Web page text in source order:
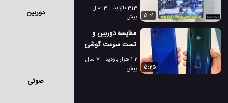
دوربین
صوتی
شیائومی سیوی 3
313 بازدید
3 سال
پیش
5:01
مقایسه دوربین و
تست سرعت گوشی
های ریلمی 3i و
ویو Z1 پرو
1.2 هزار بازدید
7 سال
پیش
5:25